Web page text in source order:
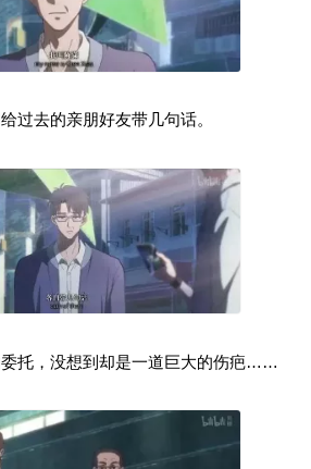
过去的亲朋好友带几句话。
托，没想到却是一道巨大的伤疤……